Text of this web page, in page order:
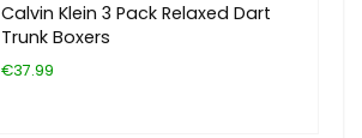
Calvin Klein 3 Pack Relaxed Dart
Trunk Boxers
€37.99